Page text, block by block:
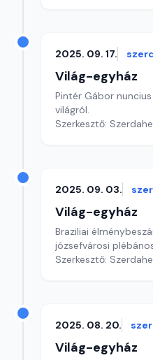
2025. 09. 17.
Világ-egyház
Pintér Gábor
világról.
Szerkesztő:
2025. 09. 03.
Világ-egyház
Braziliai
józsefvárosi
Szerkesztő:
2025. 08. 20.
Világ-egyház